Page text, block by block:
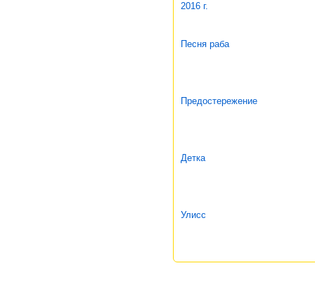
2016 г.
Песня раба
Предостережение
Детка
Улисс